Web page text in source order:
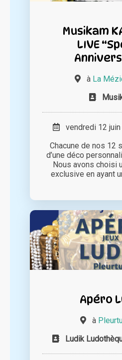
Musikam
LIVE
à La
vendredi 12
Chacune de nos 12
d’une déco
Nous avons choisi
exclusive en ayant
Apéro
à
Ludik